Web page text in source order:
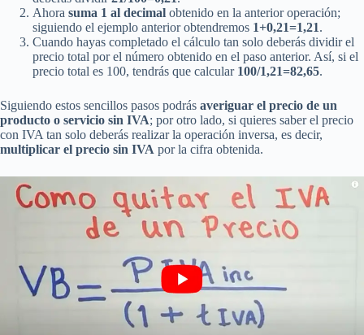
Ahora suma 1 al decimal obtenido en la anterior operación;
siguiendo el ejemplo anterior obtendremos 1+0,21=1,21.
Cuando hayas completado el cálculo tan solo deberás dividir el
precio total por el número obtenido en el paso anterior. Así, si el
precio total es 100, tendrás que calcular 100/1,21=82,65.
Siguiendo estos sencillos pasos podrás averiguar el precio de un
producto o servicio sin IVA; por otro lado, si quieres saber el precio
con IVA tan solo deberás realizar la operación inversa, es decir,
multiplicar el precio sin IVA por la cifra obtenida.